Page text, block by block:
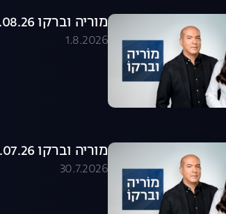
מוריה וברקו 01.08.26 - התכנית המלאה
1.8.2026
מוריה וברקו 30.07.26 - התכנית המלאה
30.7.2026